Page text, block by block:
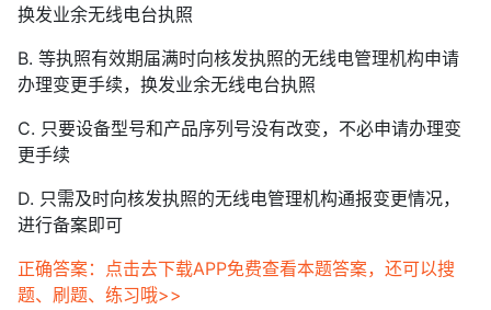
换发业余无线电台执照
B. 等执照有效期届满时向核发执照的无线电管理机构申请
办理变更手续，换发业余无线电台执照
C. 只要设备型号和产品序列号没有改变，不必申请办理变
更手续
D. 只需及时向核发执照的无线电管理机构通报变更情况，
进行备案即可
正确答案：点击去下载APP免费查看本题答案，还可以搜
题、刷题、练习哦>>